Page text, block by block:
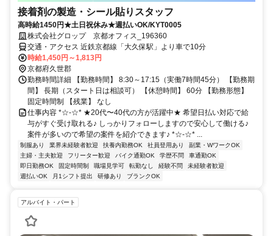
接着剤の製造・シール貼りスタッフ
高時給1450円★土日祝休み★週払いOK/KYT0005
株式会社グロップ 京都オフィス_196360
交通・アクセス 近鉄京都線「大久保駅」より車で10分
時給1,450円～1,813円
京都府久世郡
勤務時間詳細 【勤務時間】 8:30～17:15（実働7時間45分） 【勤務期
間】 長期（スタート日は相談可） 【休憩時間】 60分 【勤務形態】
固定時間制 【残業】 なし
仕事内容 *☆-☆* ★20代〜40代の方が活躍中★ 希望日払い対応で給
与がすぐ受け取れる♪ しっかりフォローしますので安心して働ける♪
案件が多いので希望の案件を紹介できます♪ *☆-☆* ...
制服あり 業界未経験者歓迎 扶養内勤務OK 社員登用あり
副業・WワークOK
主婦・主夫歓迎
フリーター歓迎 バイク通勤OK 学歴不問
車通勤OK
即日勤務OK
固定時間制 職場見学可 転勤なし 経験不問
未経験者歓迎
週払いOK
月1シフト提出 研修あり ブランクOK
アルバイト・パート